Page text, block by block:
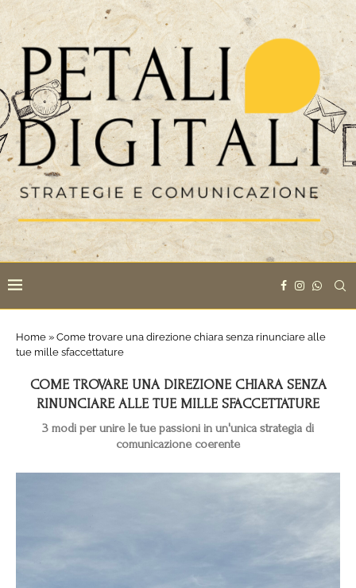
Home » Come trovare una direzione chiara senza rinunciare alle
tue mille sfaccettature
COME TROVARE UNA DIREZIONE CHIARA SENZA
RINUNCIARE ALLE TUE MILLE SFACCETTATURE
3 modi per unire le tue passioni in un'unica strategia di
comunicazione coerente